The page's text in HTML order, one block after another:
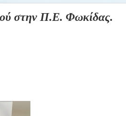
στην Π.Ε. Φωκίδας.